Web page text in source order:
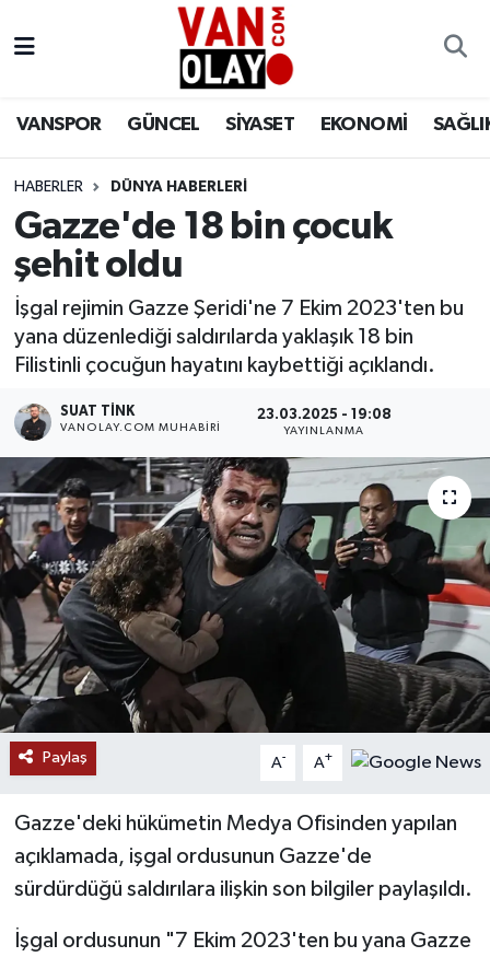
VANSPOR GÜNCEL SİYASET EKONOMİ
HABERLER DÜNYA HABERLERİ
Gazze'de 18 bin çocuk
şehit oldu
İşgal rejimin Gazze Şeridi'ne 7 Ekim 2023'ten bu
yana düzenlediği saldırılarda yaklaşık 18 bin
Filistinli çocuğun hayatını kaybettiği açıklandı.
SUAT TINK
VANOLAY.COM MUHABIRI
23.03.2025 - 19:08
YAYINLANMA
Paylaş A- A+
Gazze'deki hükümetin Medya Ofisinden yapılan
açıklamada, işgal ordusunun Gazze'de
sürdürdüğü saldırılara ilişkin son bilgiler paylaşıldı.
İşgal ordusunun "7 Ekim 2023'ten bu yana Gazze
Siyaset
Ekonomi
Sağlık
Eğitim
Bilim & Teknoloji
Dünya
RESMİ İLANLAR
Van Nöbetçi Eczaneler
Van Namaz Vakitleri
Van Trafik Yoğunluk Haritası
Süper Lig Puan Durumu ve Fikstür
Tüm Manşetler
Son Dakika Haberleri
Haber Arşivi